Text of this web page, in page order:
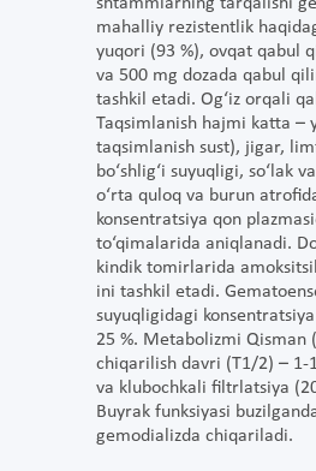
shtammlarning tarqalishi
mahalliy rezistentlik
yuqori (93 %), ovqat qabul
va 500 mg dozada qabul
tashkil etadi. Og‘iz orqali
Taqsimlanish hajmi katta –
taqsimlanish sust), jigar,
bo‘shlig‘i suyuqligi, so‘lak
o‘rta quloq va burun
konsentratsiya qon
to‘qimalarida aniqlanadi.
kindik tomirlarida
ini tashkil etadi.
suyuqligidagi
25 %. Metabolizmi Qisman
chiqarilish davri (T1/2) – 1-
va klubochkali filtrlatsiya
Buyrak funksiyasi
gemodializda chiqariladi.